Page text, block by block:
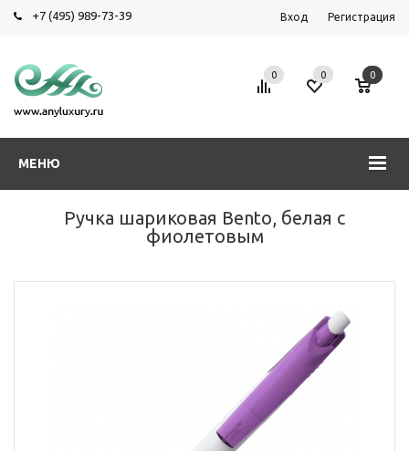
+7 (495) 989-73-39 Вход Регистрация
МЕНЮ
0 0 0
Ручка шариковая Bento, белая с
фиолетовым